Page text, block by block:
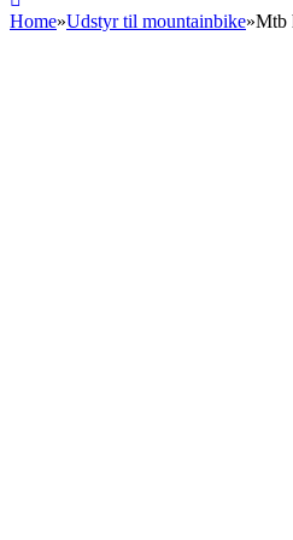
Home»Udstyr til mountainbike»Mtb